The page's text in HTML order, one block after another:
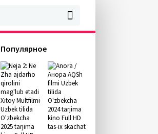
Популярное